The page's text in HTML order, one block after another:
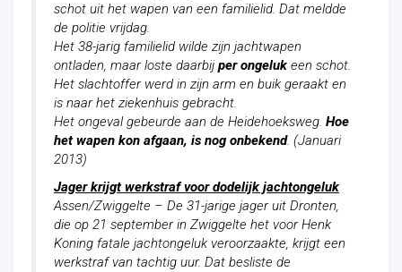
schot uit het wapen van een familielid. Dat meldde
de politie vrijdag.
Het 38-jarig familielid wilde zijn jachtwapen
ontladen, maar loste daarbij per ongeluk een schot.
Het slachtoffer werd in zijn arm en buik geraakt en
is naar het ziekenhuis gebracht.
Het ongeval gebeurde aan de Heidehoeksweg. Hoe
het wapen kon afgaan, is nog onbekend. (Januari
2013)
Jager krijgt werkstraf voor dodelijk jachtongeluk
Assen/Zwiggelte – De 31-jarige jager uit Dronten,
die op 21 september in Zwiggelte het voor Henk
Koning fatale jachtongeluk veroorzaakte, krijgt een
werkstraf van tachtig uur. Dat besliste de